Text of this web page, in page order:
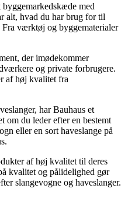
byggemarkedskæde med
alt, hvad du har brug for til
Fra værktøj og byggematerialer
der imødekommer
og private forbrugere.
af høj kvalitet fra
har Bauhaus et
om du leder efter en bestemt
eller en sort haveslange på
af høj kvalitet til deres
kvalitet og pålidelighed gør
slangevogne og haveslanger.